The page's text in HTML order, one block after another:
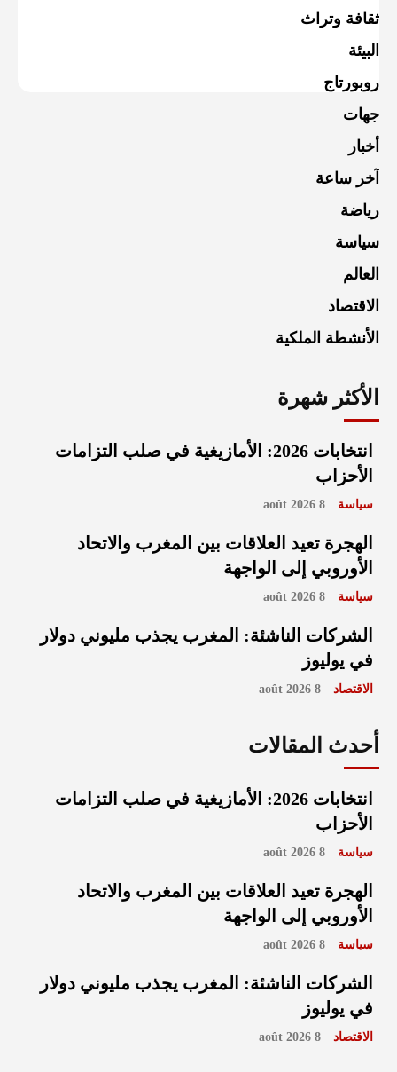
ثقافة وتراث
البيئة
روبورتاج
جهات
أخبار
آخر ساعة
رياضة
سياسة
العالم
الاقتصاد
الأنشطة الملكية
الأكثر شهرة
انتخابات 2026: الأمازيغية في صلب التزامات
الأحزاب
سياسة 8 août 2026
الهجرة تعيد العلاقات بين المغرب والاتحاد
الأوروبي إلى الواجهة
سياسة 8 août 2026
الشركات الناشئة: المغرب يجذب مليوني دولار
في يوليوز
الاقتصاد 8 août 2026
أحدث المقالات
انتخابات 2026: الأمازيغية في صلب التزامات
الأحزاب
سياسة 8 août 2026
الهجرة تعيد العلاقات بين المغرب والاتحاد
الأوروبي إلى الواجهة
سياسة 8 août 2026
الشركات الناشئة: المغرب يجذب مليوني دولار
في يوليوز
الاقتصاد 8 août 2026